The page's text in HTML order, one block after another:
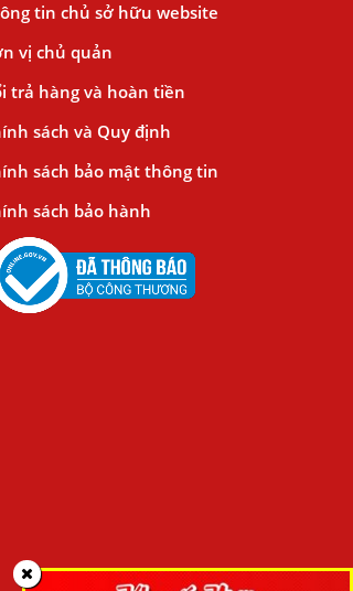
tin chủ sở hữu website
vị chủ quản
trả hàng và hoàn tiền
sách và Quy định
sách bảo mật thông tin
sách bảo hành